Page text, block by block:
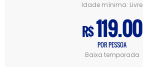
Idade mínima: Livre
R$119.00
POR PESSOA
Baixa temporada